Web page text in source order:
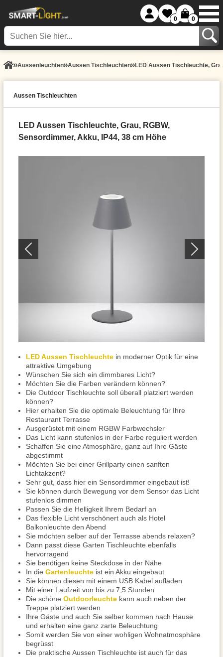
0 0
Aussen­leuchten Aussen Tischleuchten LED Aussen Tischleuchte,
Aussen Tischleuchten
LED Aussen Tischleuchte, Grau, RGBW,
Sensordimmer, Akku, IP44, 38 cm Höhe
LED Aussen Tischleuchte in moderner Optik für eine
attraktive Umgebung
Wünschen Sie sich ein dimmbares Licht?
Möchten Sie die Farben verändern können?
Die Outdoor Tischleuchte soll überall platziert werden
können?
Hier erhalten Sie die optimale Beleuchtung für Ihre
Restaurant Terrasse
Ausgerüstet mit einem RGBW Farbwechsler
Das Licht kann stufenlos in der Farbe reguliert werden
Schaffen Sie eine Atmosphäre, ganz auf Ihre Gäste
abgestimmt
Möchten Sie bei einer Grillparty einen sanften
Lichtakzent?
Sehr gut, dass hier ein Sensordimmer eingebaut ist!
Sie können durch Bewegung vor dem Sensor das Licht
stufenlos dimmen
Passen Sie die Helligkeit Ihrem Bedarf an
Das flexible Licht verschönert auch als Hotel
Balkonleuchte den Abend
Sie möchten selber auf der Terrasse abends relaxen?
Dann passt diese Garten Tischleuchte ebenfalls
hervorragend
Sie benötigen keine Steckdose in der Nähe
In die Gartenleuchte ist ein Akku eingebaut
Sie können diesen mit einem USB Kabel aufladen
Mit einer Laufzeit von bis zu 7,5 Stunden
Die schöne Outdoorleuchte kann auch neben der
Treppe platziert werden
Ihre Gäste und auch Sie selber kommen nach Hause
und erhalten eine ganz zarte Beleuchtung
Somit werden Sie von einer wohligen Wohnatmosphäre
begrüsst
Die praktische Aussen Tischleuchte ist auch für das